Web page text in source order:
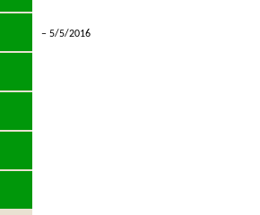
5/5/2016